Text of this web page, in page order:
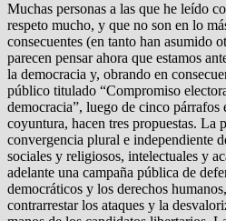
Muchas personas a las que he leído
respeto mucho, y que no son en lo
consecuentes (en tanto han asumido
parecen pensar ahora que estamos
la democracia y, obrando en
público titulado “Compromiso
democracia”, luego de cinco párrafos
coyuntura, hacen tres propuestas. La
convergencia plural e independiente
sociales y religiosos, intelectuales y
adelante una campaña pública de
democráticos y los derechos
contrarrestar los ataques y la